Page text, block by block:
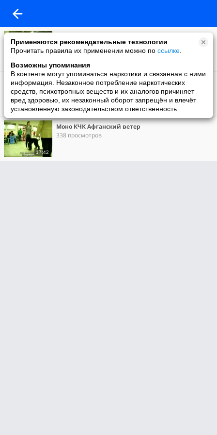
Применяются рекомендательные технологии
Прочитать правила их применении можно по ссылке
Возможны упоминания
В контенте могут упоминаться наркотики и связанная с ними
информация. Незаконное потребление наркотических
средств, психотропных веществ и их аналогов причиняет
вред здоровью, их незаконный оборот запрещён и влечёт
установленную законодательством ответственность
105 просмотров
10:39
САС Балтикшоу
173 просмотра
17:42
Моно КЧК Афганский ветер
338 просмотров